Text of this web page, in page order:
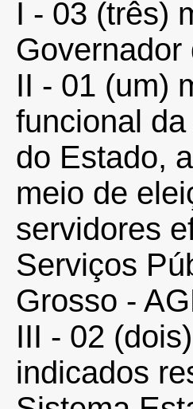
I - 03 (três)
Governador
II - 01 (um)
funcional
do Estado,
meio de
servidores
Serviços
Grosso -
III - 02
indicados